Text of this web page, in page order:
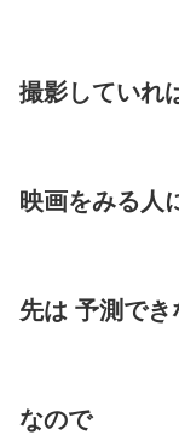
撮影していれ
映画をみる人
先は 予測でき
なので